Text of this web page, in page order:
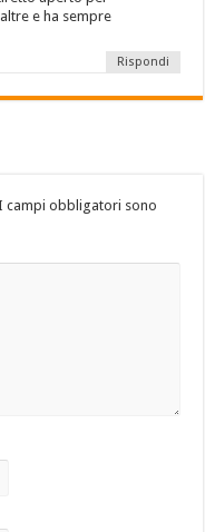
e ha sempre
Rispondi
campi obbligatori sono